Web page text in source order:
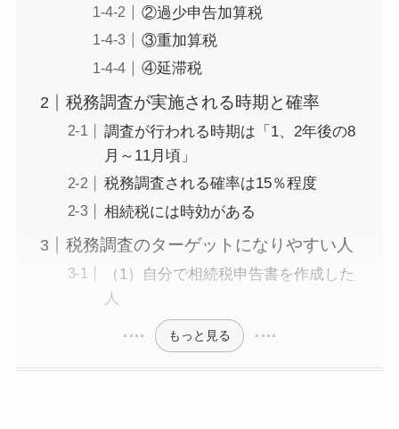
②過少申告加算税
③重加算税
④延滞税
税務調査が実施される時期と確率
調査が行われる時期は「1、2年後の8
月～11月頃」
税務調査される確率は15％程度
相続税には時効がある
税務調査のターゲットになりやすい人
（1）自分で相続税申告書を作成した
人
もっと見る